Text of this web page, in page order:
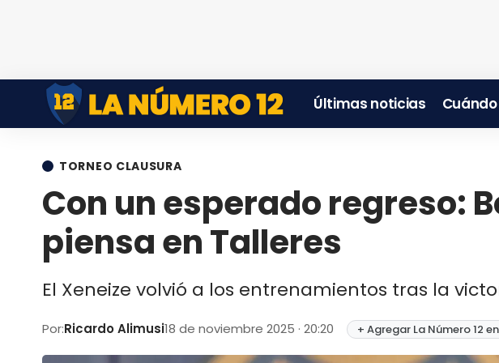
Últimas noticias
TORNEO CLAUSURA
Con un esperado regreso:
piensa en Talleres
El Xeneize volvió a los entrenamientos tras la
Por:Ricardo Alimusi18 de noviembre 2025 · 20:20 + Agregar La Número 12 en